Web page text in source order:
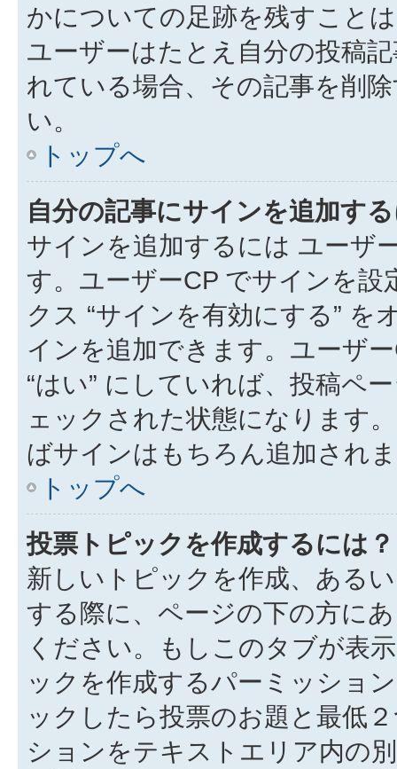
かについての足跡を残すこと
ユーザーはたとえ自分の投稿
れている場合、その記事を削
い。
トップへ
自分の記事にサインを追加す
サインを追加するには ユーザ
す。ユーザーCP でサインを
クス “サインを有効にする” を
インを追加できます。ユーザ
“はい” にしていれば、投稿ペ
ェックされた状態になります
ばサインはもちろん追加され
トップへ
投票トピックを作成するには？
新しいトピックを作成、ある
する際に、ページの下の方に
ください。もしこのタブが表
ックを作成するパーミッショ
ックしたら投票のお題と最低
ションをテキストエリア内の